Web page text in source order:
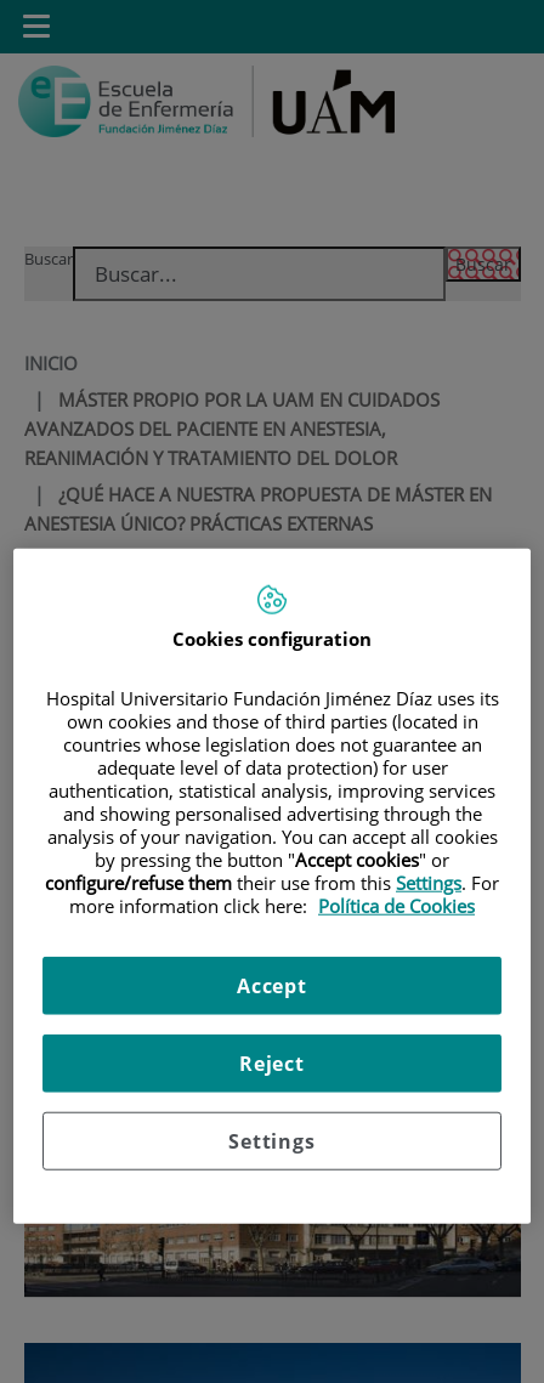
Saltar al contenido
SaltarBuscar
Toggle
navigation
INICIO
| MÁSTER PROPIO POR LA UAM EN CUIDADOS
AVANZADOS DEL PACIENTE EN ANESTESIA,
REANIMACIÓN Y TRATAMIENTO DEL DOLOR
| ¿QUÉ HACE A NUESTRA PROPUESTA DE MÁSTER EN
ANESTESIA ÚNICO? PRÁCTICAS EXTERNAS
¿Qué hace a nuestra
propuesta de Máster en
Externas
Un valor añadido y distintivo de esta propuesta lo constituye el
volumen de prácticas ofertadas, 386 horas, cubriendo todas aquellas
áreas donde la presencia de la enfermera de anestesia es garantía de
seguridad y confort para el paciente. Además, la formación teórica se
simultaneará con talleres prácticos y simuladores que facilitarán la
adquisición de los conceptos.
Fundación Jiménez Díaz (Madrid), el Hospital Rey Juan Carlos
(Móstoles) y el Hospital General de Villalba".
Cookies configuration
Hospital Universitario Fundación Jiménez Díaz uses its
own cookies and those of third parties (located in
countries whose legislation does not guarantee an
adequate level of data protection) for user
authentication, statistical analysis, improving services
and showing personalised advertising through the
analysis of your navigation. You can accept all cookies
by pressing the button "Accept cookies" or
configure/refuse them their use from this Settings. For
more information click here: Política de Cookies
Settings
Reject
Accept